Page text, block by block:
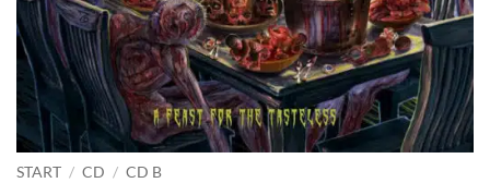
START / CD / CD B